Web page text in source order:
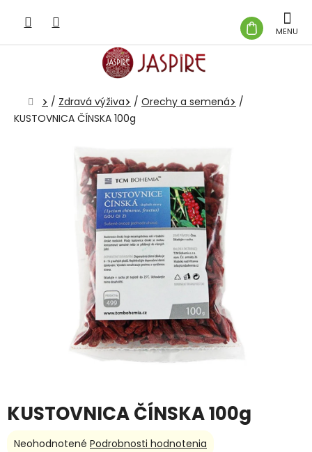
obsah
KOŠÍK
Domov
/ Zdravá výživa / Orechy a semená
/
KUSTOVNICA ČÍNSKA 100g
KUSTOVNICA ČÍNSKA 100g
Priemerné
Neohodnotené Podrobnosti hodnotenia